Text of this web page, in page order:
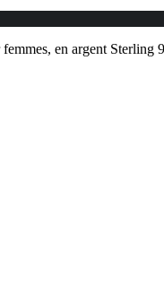
en argent